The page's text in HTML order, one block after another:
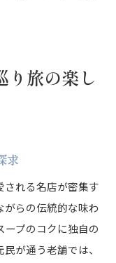
り旅の楽し
求
される名店が密集す
がらの伝統的な味わ
ープのコクに独自の
が通う老舗では、